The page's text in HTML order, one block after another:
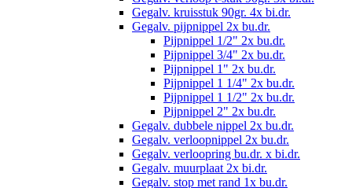
Gegalv. kruisstuk 90gr. 4x bi.dr.
Gegalv. pijpnippel 2x bu.dr.
Pijpnippel 1/2" 2x bu.dr.
Pijpnippel 3/4" 2x bu.dr.
Pijpnippel 1" 2x bu.dr.
Pijpnippel 1 1/4" 2x bu.dr.
Pijpnippel 1 1/2" 2x bu.dr.
Pijpnippel 2" 2x bu.dr.
Gegalv. dubbele nippel 2x bu.dr.
Gegalv. verloopnippel 2x bu.dr.
Gegalv. verloopring bu.dr. x bi.dr.
Gegalv. muurplaat 2x bi.dr.
Gegalv. stop met rand 1x bu.dr.